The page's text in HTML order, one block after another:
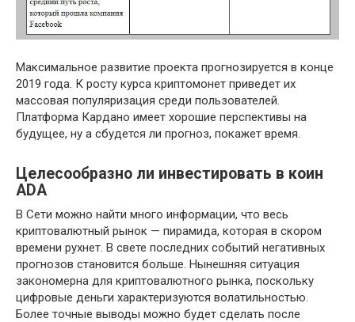
Максимальное развитие проекта прогнозируется в конце
2019 года. К росту курса криптомонет приведет их
массовая популяризация среди пользователей.
Платформа Кардано имеет хорошие перспективы на
будущее, ну а сбудется ли прогноз, покажет время.
Целесообразно ли инвестировать в коин
ADA
В Сети можно найти много информации, что весь
криптовалютный рынок — пирамида, которая в скором
времени рухнет. В свете последних событий негативных
прогнозов становится больше. Нынешняя ситуация
закономерна для криптовалютного рынка, поскольку
цифровые деньги характеризуются волатильностью.
Более точные выводы можно будет сделать после